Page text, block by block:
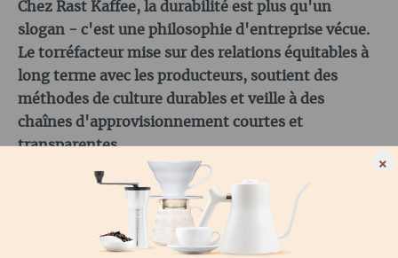
×
Chez Rast Kaffee, la durabilité est plus qu'un
slogan - c'est une philosophie d'entreprise vécue.
Le torréfacteur mise sur des relations équitables à
long terme avec les producteurs, soutient des
méthodes de culture durables et veille à des
chaînes d'approvisionnement courtes et
transparentes.
Lors des voyages dans les pays d'origine, on
discute directement avec les cultivateurs de la
qualité, des prix et des conditions de culture. Même